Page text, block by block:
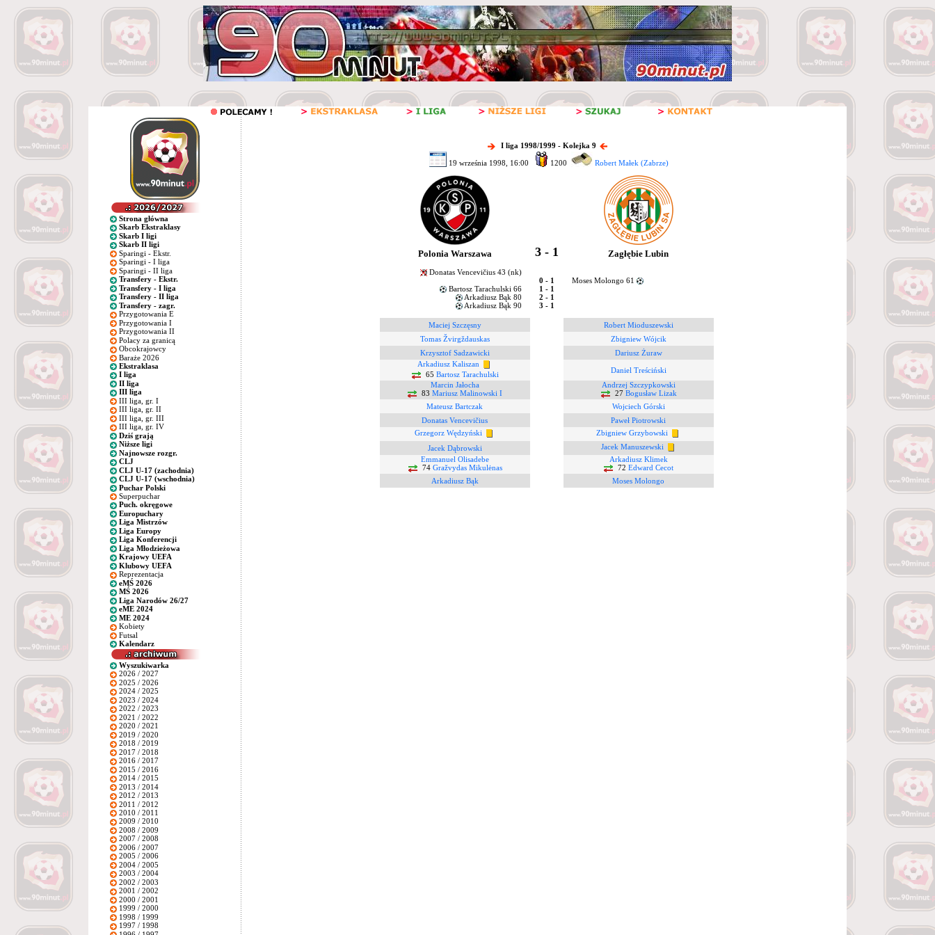
Strona główna
Skarb Ekstraklasy
Skarb I ligi
Skarb II ligi
Sparingi - Ekstr.
Sparingi - I liga
Sparingi - II liga
Transfery - Ekstr.
Transfery - I liga
Transfery - II liga
Transfery - zagr.
Przygotowania E
Przygotowania I
Przygotowania II
Polacy za granicą
Obcokrajowcy
Baraże 2026
Ekstraklasa
I liga
II liga
III liga
III liga, gr. I
III liga, gr. II
III liga, gr. III
III liga, gr. IV
Dziś grają
Niższe ligi
Najnowsze rozgr.
CLJ
CLJ U-17 (zachodnia)
CLJ U-17 (wschodnia)
Puchar Polski
Superpuchar
Puch. okręgowe
Europuchary
Liga Mistrzów
Liga Europy
Liga Konferencji
Liga Młodzieżowa
Krajowy UEFA
Klubowy UEFA
Reprezentacja
eMŚ 2026
MŚ 2026
Liga Narodów 26/27
eME 2024
ME 2024
Kobiety
Futsal
Kalendarz
Wyszukiwarka
2026 / 2027
2025 / 2026
2024 / 2025
2023 / 2024
2022 / 2023
2021 / 2022
2020 / 2021
2019 / 2020
2018 / 2019
2017 / 2018
2016 / 2017
2015 / 2016
2014 / 2015
2013 / 2014
2012 / 2013
2011 / 2012
2010 / 2011
2009 / 2010
2008 / 2009
2007 / 2008
2006 / 2007
2005 / 2006
2004 / 2005
2003 / 2004
2002 / 2003
2001 / 2002
2000 / 2001
1999 / 2000
1998 / 1999
1997 / 1998
I liga 1998/1999 - Kolejka 9
19 września 1998, 16:00 1200 Robert Małek (Zabrze)
Polonia Warszawa 3 - 1 Zagłębie Lubin
Donatas Vencevičius 43 (nk)
0 - 1
Moses Molongo 61
Bartosz Tarachulski 66
1 - 1
Arkadiusz Bąk 80
2 - 1
Arkadiusz Bąk 90
3 - 1
Maciej Szczęsny
Robert Mioduszewski
Tomas Žvirgždauskas
Zbigniew Wójcik
Krzysztof Sadzawicki
Dariusz Żuraw
Arkadiusz Kaliszan
65 Bartosz Tarachulski
Daniel Treściński
Marcin Jałocha
83 Mariusz Malinowski I
Andrzej Szczypkowski
27 Bogusław Lizak
Mateusz Bartczak
Wojciech Górski
Donatas Vencevičius
Paweł Piotrowski
Grzegorz Wędzyński
Zbigniew Grzybowski
Jacek Dąbrowski
Jacek Manuszewski
Emmanuel Olisadebe
74 Gražvydas Mikulėnas
Arkadiusz Klimek
72 Edward Cecot
Arkadiusz Bąk
Moses Molongo